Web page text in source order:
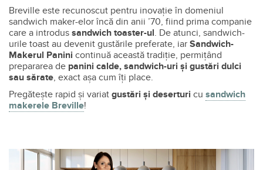
Breville este recunoscut pentru inovație în domeniul
sandwich maker-elor încă din anii ’70, fiind prima companie
care a introdus sandwich toaster-ul. De atunci, sandwich-
urile toast au devenit gustările preferate, iar Sandwich-
Makerul Panini continuă această tradiție, permițând
prepararea de panini calde, sandwich-uri și gustări dulci
sau sărate, exact așa cum îți place.
Pregătește rapid și variat gustări și deserturi cu sandwich
makerele Breville!